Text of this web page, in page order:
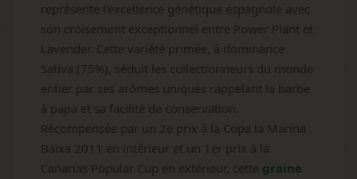
représente l'excellence génétique espagnole avec
son croisement exceptionnel entre Power Plant et
Lavender. Cette variété primée, à dominance
Sativa (75%), séduit les collectionneurs du monde
entier par ses arômes uniques rappelant la barbe
à papa et sa facilité de conservation.
Récompensée par un 2e prix à la Copa la Marina
Baixa 2011 en intérieur et un 1er prix à la
Canarias Popular Cup en extérieur, cette graine